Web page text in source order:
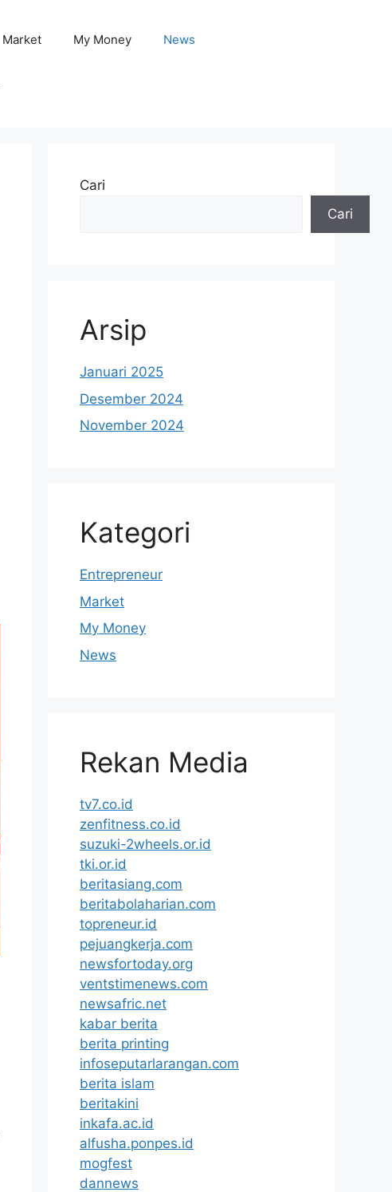
Market My Money News
Cari
Cari
Arsip
Januari 2025
Desember 2024
November 2024
Kategori
Entrepreneur
Market
My Money
News
Rekan Media
tv7.co.id
zenfitness.co.id
suzuki-2wheels.or.id
tki.or.id
beritasiang.com
beritabolaharian.com
topreneur.id
pejuangkerja.com
newsfortoday.org
ventstimenews.com
newsafric.net
kabar berita
berita printing
infoseputarlarangan.com
berita islam
beritakini
inkafa.ac.id
alfusha.ponpes.id
mogfest
dannews